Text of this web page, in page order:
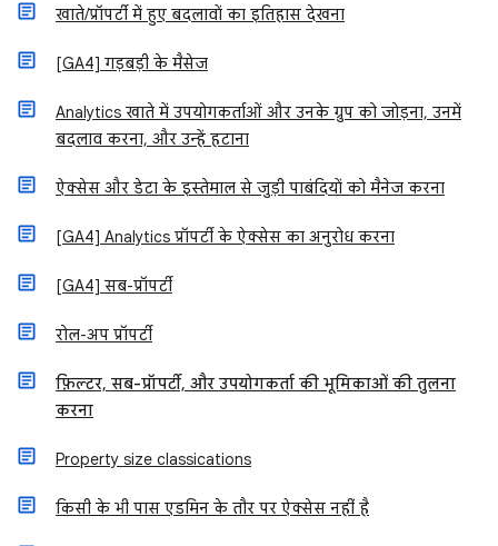
खाते/प्रॉपर्टी में हुए बदलावों का इतिहास देखना
[GA4] गड़बड़ी के मैसेज
Analytics खाते में उपयोगकर्ताओं और उनके ग्रुप को जोड़ना, उनमें
बदलाव करना, और उन्हें हटाना
ऐक्सेस और डेटा के इस्तेमाल से जुड़ी पाबंदियों को मैनेज करना
[GA4] Analytics प्रॉपर्टी के ऐक्सेस का अनुरोध करना
[GA4] सब-प्रॉपर्टी
रोल-अप प्रॉपर्टी
फ़िल्टर, सब-प्रॉपर्टी, और उपयोगकर्ता की भूमिकाओं की तुलना
करना
Property size classifications
किसी के भी पास एडमिन के तौर पर ऐक्सेस नहीं है